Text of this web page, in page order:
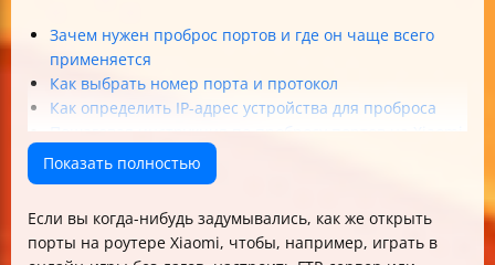
Зачем нужен проброс портов и где он чаще всего
применяется
Как выбрать номер порта и протокол
Как определить IP-адрес устройства для проброса
Пошаговая инструкция по пробросу портов на Xiaomi
Mi Wi-Fi Router 3
Как проверить, что проброс портов работает
Безопасность при пробросе портов
Особенности настройки для нескольких устройств
Показать полностью
Если вы когда-нибудь задумывались, как же открыть
порты на роутере Xiaomi, чтобы, например, играть в